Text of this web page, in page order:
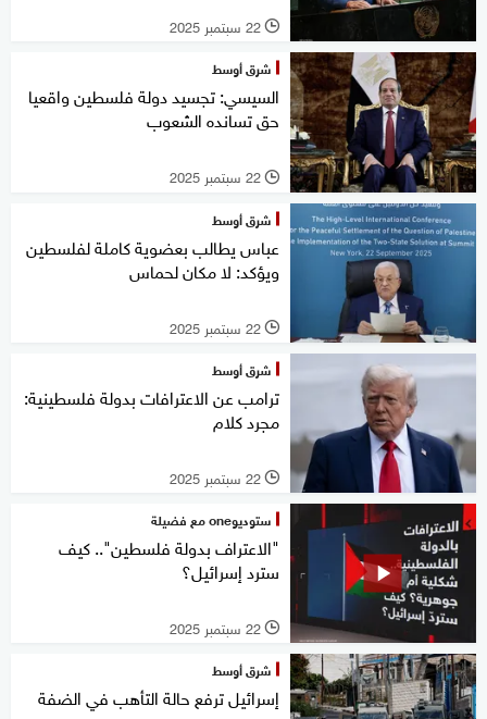
l 22 سبتمبر 2025
شرق أوسط
السيسي: تجسيد دولة فلسطين واقعيا
حق تسانده الشعوب
l 22 سبتمبر 2025
شرق أوسط
عباس يطالب بعضوية كاملة لفلسطين
ويؤكد: لا مكان لحماس
l 22 سبتمبر 2025
شرق أوسط
ترامب عن الاعترافات بدولة فلسطينية:
مجرد كلام
l 22 سبتمبر 2025
ستوديوone مع فضيلة
"الاعتراف بدولة فلسطين".. كيف
سترد إسرائيل؟
l 22 سبتمبر 2025
شرق أوسط
إسرائيل ترفع حالة التأهب في الضفة